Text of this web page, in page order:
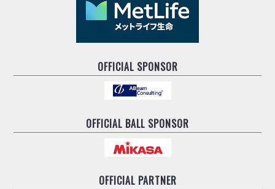
OFFICIAL SPONSOR
OFFICIAL BALL SPONSOR
OFFICIAL PARTNER